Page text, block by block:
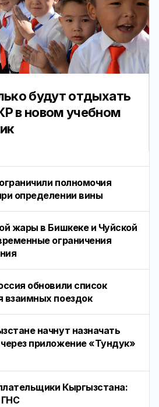
будут отдыхать
в новом учебном
полномочия
определении вины
жары в Бишкеке и Чуйской
ограничения
обновили список
взаимных поездок
начнут назначать
приложение «Тундук»
Кыргызстана:
ГНС